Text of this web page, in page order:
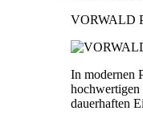
VORWALD
In modernen
hochwertigen
dauerhaften